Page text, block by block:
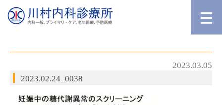
2023.03.05
2023.02.24_0038